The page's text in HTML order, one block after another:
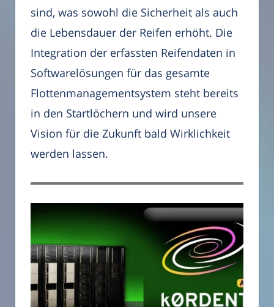
sind, was sowohl die Sicherheit als auch
die Lebensdauer der Reifen erhöht. Die
Integration der erfassten Reifendaten in
Softwarelösungen für das gesamte
Flottenmanagementsystem steht bereits
in den Startlöchern und wird unsere
Vision für die Zukunft bald Wirklichkeit
werden lassen.